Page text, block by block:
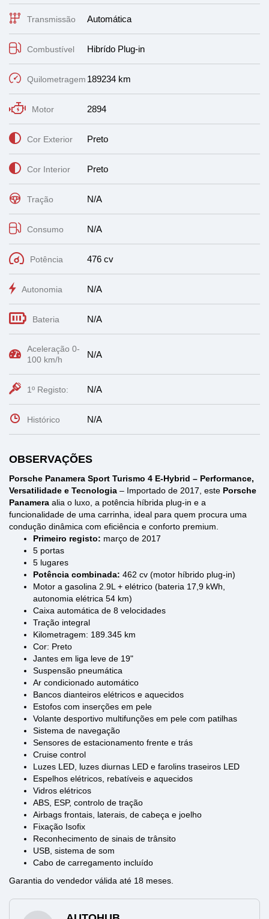
Transmissão Automática
Combustível Hibrído Plug-in
Quilometragem 189234 km
Motor 2894
Cor Exterior Preto
Cor Interior Preto
Tração N/A
Consumo N/A
Potência 476 cv
Autonomia N/A
Bateria N/A
Aceleração 0-
100 km/h
N/A
1º Registo: N/A
Histórico N/A
OBSERVAÇÕES
Porsche Panamera Sport Turismo 4 E-Hybrid – Performance,
Versatilidade e Tecnologia – Importado de 2017, este Porsche
Panamera alia o luxo, a potência híbrida plug-in e a
funcionalidade de uma carrinha, ideal para quem procura uma
condução dinâmica com eficiência e conforto premium.
Primeiro registo: março de 2017
5 portas
5 lugares
Potência combinada: 462 cv (motor híbrido plug-in)
Motor a gasolina 2.9L + elétrico (bateria 17,9 kWh,
autonomia elétrica 54 km)
Caixa automática de 8 velocidades
Tração integral
Kilometragem: 189.345 km
Cor: Preto
Jantes em liga leve de 19"
Suspensão pneumática
Ar condicionado automático
Bancos dianteiros elétricos e aquecidos
Estofos com inserções em pele
Volante desportivo multifunções em pele com patilhas
Sistema de navegação
Sensores de estacionamento frente e trás
Cruise control
Luzes LED, luzes diurnas LED e farolins traseiros LED
Espelhos elétricos, rebatíveis e aquecidos
Vidros elétricos
ABS, ESP, controlo de tração
Airbags frontais, laterais, de cabeça e joelho
Fixação Isofix
Reconhecimento de sinais de trânsito
USB, sistema de som
Cabo de carregamento incluído
Garantia do vendedor válida até 18 meses.